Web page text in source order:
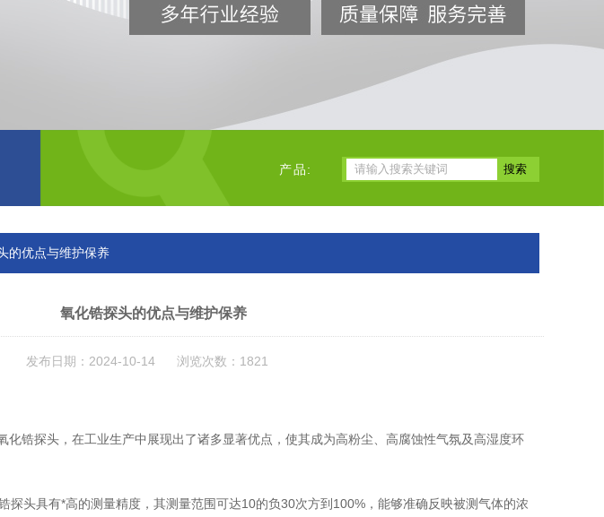
产品:
的优点与维护保养
氧化锆探头的优点与维护保养
发布日期：2024-10-14 浏览次数：1821
锆探头，在工业生产中展现出了诸多显著优点，使其成为高粉尘、高腐蚀性气氛及高湿度环
探头具有*高的测量精度，其测量范围可达10的负30次方到100%，能够准确反映被测气体的浓